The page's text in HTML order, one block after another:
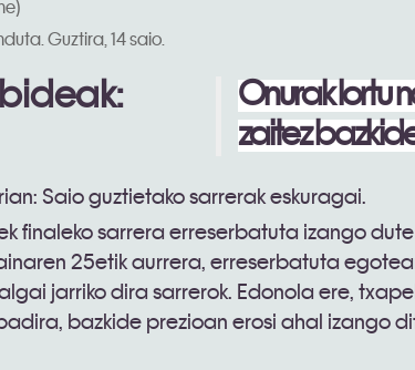
Guztira, 14 saio.
Onurak lortu
zaitez
Saio guztietako sarrerak eskuragai.
finaleko sarrera erreserbatuta izango dute
25etik aurrera, erreserbatuta
jarriko dira sarrerok. Edonola ere,
bazkide prezioan erosi ahal izango